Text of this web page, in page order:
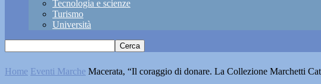
Tecnologia e scienze
Turismo
Università
Home Eventi Marche Macerata, “Il coraggio di donare. La Collezione Marchetti